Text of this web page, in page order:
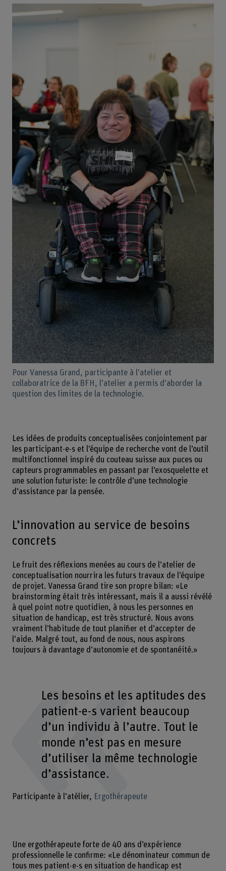
Pour Vanessa Grand, participante à l’atelier et
collaboratrice de la BFH, l’atelier a permis d’aborder la
question des limites de la technologie.
Les idées de produits conceptualisées conjointement par
les participant-e-s et l’équipe de recherche vont de l’outil
multifonctionnel inspiré du couteau suisse aux puces ou
capteurs programmables en passant par l’exosquelette et
une solution futuriste: le contrôle d’une technologie
d’assistance par la pensée.
L’innovation au service de besoins
concrets
Le fruit des réflexions menées au cours de l’atelier de
conceptualisation nourrira les futurs travaux de l’équipe
de projet. Vanessa Grand tire son propre bilan: «Le
brainstorming était très intéressant, mais il a aussi révélé
à quel point notre quotidien, à nous les personnes en
situation de handicap, est très structuré. Nous avons
vraiment l’habitude de tout planifier et d’accepter de
l’aide. Malgré tout, au fond de nous, nous aspirons
toujours à davantage d’autonomie et de spontanéité.»
Les besoins et les aptitudes des
patient-e-s varient beaucoup
d’un individu à l’autre. Tout le
monde n’est pas en mesure
d’utiliser la même technologie
d’assistance.
Participante à l'atélier Ergothérapeute
Une ergothérapeute forte de 40 ans d’expérience
professionnelle le confirme: «Le dénominateur commun de
tous mes patient-e-s en situation de handicap est